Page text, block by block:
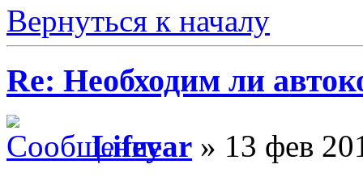
Вернуться к началу
Re: Необходим ли
Lifeyar » 13 фев